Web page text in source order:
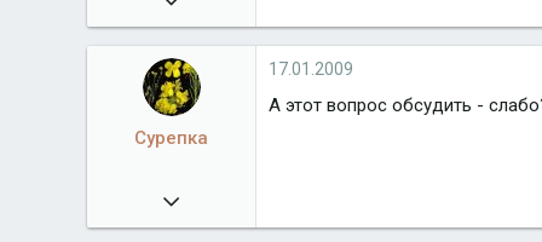
7 606
Сурепка
09.02.2008
7 606
17.01.2009
А этот вопрос обсудить -